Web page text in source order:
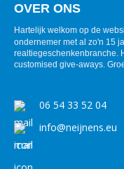
OVER ONS
Hartelijk welkom op de
ondernemer met al zo'n 15
realtiegeschenkenbranche.
customised give-aways.
06 54 33 52 04
info@neijnens.eu